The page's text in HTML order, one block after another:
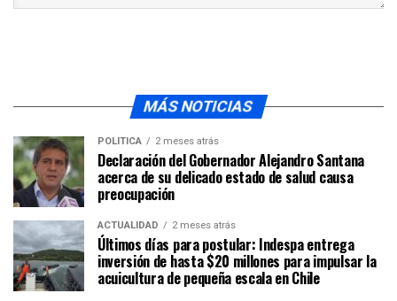
MÁS NOTICIAS
POLÍTICA 2 meses atrás
Declaración del Gobernador Alejandro Santana
acerca de su delicado estado de salud causa
preocupación
ACTUALIDAD 2 meses atrás
Últimos días para postular: Indespa entrega
inversión de hasta $20 millones para impulsar la
acuicultura de pequeña escala en Chile